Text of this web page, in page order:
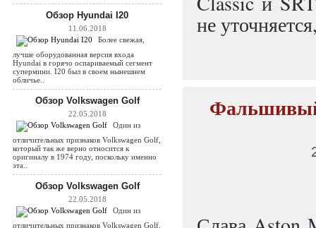
Обзор Hyundai I20
11.06.2018
Более свежая,
лучше оборудованная версия входа
Hyundai в горячо оспариваемый сегмент
супермини. I20 был в своем нынешнем
обличье..
Обзор Volkswagen Golf
22.05.2018
Один из
отличительных признаков Volkswagen Golf,
который так же верно относится к
оригиналу в 1974 году, поскольку именно
эта..
Обзор Volkswagen Golf
22.05.2018
Один из
отличительных признаков Volkswagen Golf,
не